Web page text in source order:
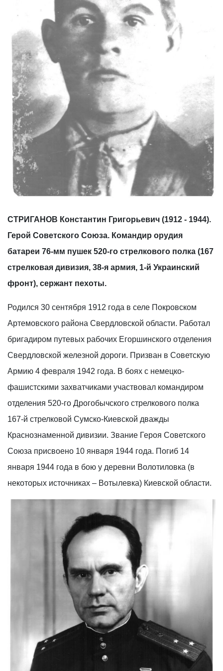
СТРИГАНОВ Константин Григорьевич (1912 - 1944).
Герой Советского Союза. Командир орудия
батареи 76-мм пушек 520-го стрелкового полка (167
стрелковая дивизия, 38-я армия, 1-й Украинский
фронт), сержант пехоты.
Родился 30 сентября 1912 года в селе Покровском
Артемовского района Свердловской области. Работал
бригадиром путевых рабочих Егоршинского отделения
Свердловской железной дороги. Призван в Советскую
Армию 4 февраля 1942 года. В боях с немецко-
фашистскими захватчиками участвовал командиром
отделения 520-го Дрогобычского стрелкового полка
167-й стрелковой Сумско-Киевской дважды
Краснознаменной дивизии. Звание Героя Советского
Союза присвоено 10 января 1944 года. Погиб 14
января 1944 года в бою у деревни Волотиловка (в
некоторых источниках – Вотылевка) Киевской области.